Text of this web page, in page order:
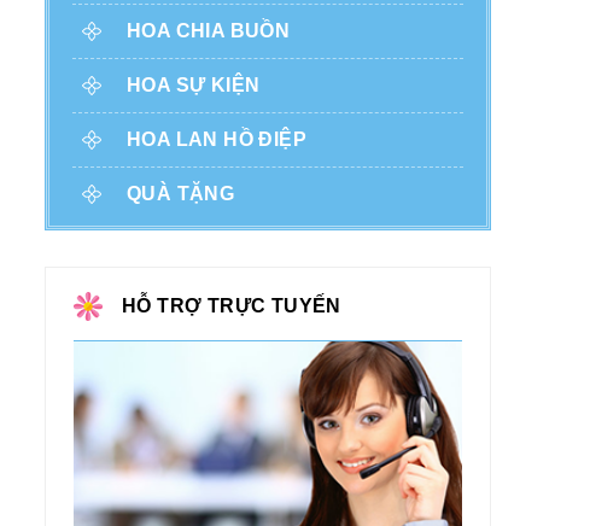
HOA CHIA BUỒN
HOA SỰ KIỆN
HOA LAN HỒ ĐIỆP
QUÀ TẶNG
HỖ TRỢ TRỰC TUYẾN